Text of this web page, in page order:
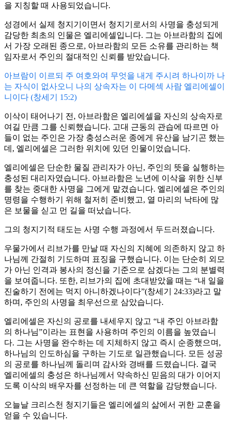
을 지칭할 때 사용되었습니다.
성경에서 실제 청지기이면서 청지기로서의 사명을 충성되게
감당한 최초의 인물은 엘리에셀입니다. 그는 아브라함의 집에
서 가장 오래된 종으로, 아브라함의 모든 소유를 관리하는 책
임자로서 주인의 절대적인 신뢰를 받았습니다.
아브람이 이르되 주 여호와여 무엇을 내게 주시려 하나이까 나
는 자식이 없사오니 나의 상속자는 이 다메섹 사람 엘리에셀이
니이다 (창세기 15:2)
이삭이 태어나기 전, 아브라함은 엘리에셀을 자신의 상속자로
여길 만큼 그를 신뢰했습니다. 고대 근동의 관습에 따르면 아
들이 없는 주인은 가장 충성스러운 종에게 유산을 남기곤 했는
데, 엘리에셀은 그러한 위치에 있던 인물이었습니다.
엘리에셀은 단순한 물질 관리자가 아닌, 주인의 뜻을 실행하는
충성된 대리자였습니다. 아브라함은 노년에 이삭을 위한 신부
를 찾는 중대한 사명을 그에게 맡겼습니다. 엘리에셀은 주인의
명령을 수행하기 위해 철저히 준비했고, 열 마리의 낙타에 많
은 보물을 싣고 먼 길을 떠났습니다.
그의 청지기적 태도는 사명 수행 과정에서 두드러졌습니다.
우물가에서 리브가를 만날 때 자신의 지혜에 의존하지 않고 하
나님께 간절히 기도하며 표징을 구했습니다. 이는 단순히 외모
가 아닌 인격과 봉사의 정신을 기준으로 삼겠다는 그의 분별력
을 보여줍니다. 또한, 리브가의 집에 초대받았을 때는 “내 일을
진술하기 전에는 먹지 아니하겠나이다”(창세기 24:33)라고 말
하며, 주인의 사명을 최우선으로 삼았습니다.
엘리에셀은 자신의 공로를 내세우지 않고 “내 주인 아브라함
의 하나님”이라는 표현을 사용하며 주인의 이름을 높였습니
다. 그는 사명을 완수하는 데 지체하지 않고 즉시 순종했으며,
하나님의 인도하심을 구하는 기도로 일관했습니다. 모든 성공
의 공로를 하나님께 돌리며 감사와 경배를 드렸습니다. 결국
엘리에셀의 충성은 하나님께서 약속하신 믿음의 대가 이어지
도록 이삭의 배우자를 선정하는 데 큰 역할을 감당했습니다.
오늘날 크리스천 청지기들은 엘리에셀의 삶에서 귀한 교훈을
얻을 수 있습니다.